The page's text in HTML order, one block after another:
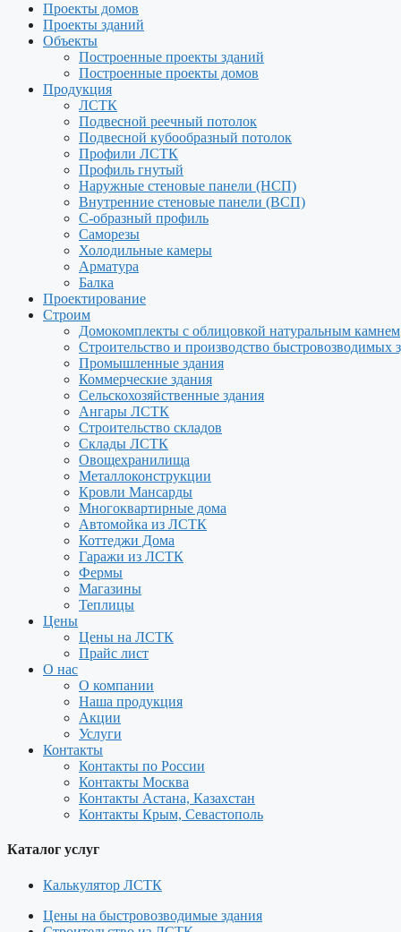
Проекты домов
Проекты зданий
Объекты
Построенные проекты зданий
Построенные проекты домов
Продукция
ЛСТК
Подвесной реечный потолок
Подвесной кубообразный потолок
Профили ЛСТК
Профиль гнутый
Наружные стеновые панели (НСП)
Внутренние стеновые панели (ВСП)
С-образный профиль
Саморезы
Холодильные камеры
Арматура
Балка
Проектирование
Строим
Домокомплекты с облицовкой натуральным камнем
Строительство и производство быстровозводимых
Промышленные здания
Коммерческие здания
Сельскохозяйственные здания
Ангары ЛСТК
Строительство складов
Склады ЛСТК
Овощехранилища
Металлоконструкции
Кровли Мансарды
Многоквартирные дома
Автомойка из ЛСТК
Коттеджи Дома
Гаражи из ЛСТК
Фермы
Магазины
Теплицы
Цены
Цены на ЛСТК
Прайс лист
О нас
О компании
Наша продукция
Акции
Услуги
Контакты
Контакты по России
Контакты Москва
Контакты Астана, Казахстан
Контакты Крым, Севастополь
Каталог услуг
Калькулятор ЛСТК
Цены на быстровозводимые здания